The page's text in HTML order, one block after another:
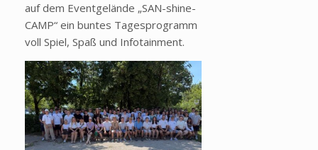
auf dem Eventgelände „SAN-shine-
CAMP“ ein buntes Tagesprogramm
voll Spiel, Spaß und Infotainment.